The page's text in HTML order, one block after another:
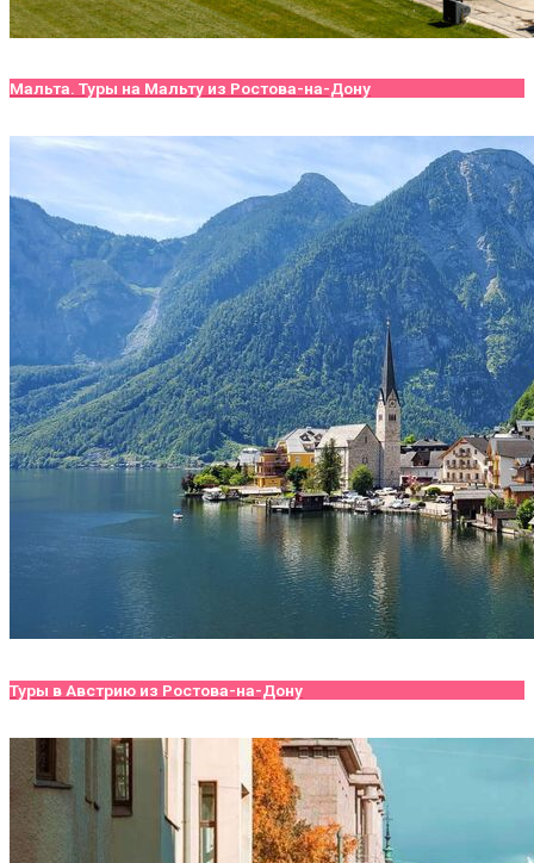
Мальта. Туры на Мальту из Ростова-на-Дону
Туры в Австрию из Ростова-на-Дону